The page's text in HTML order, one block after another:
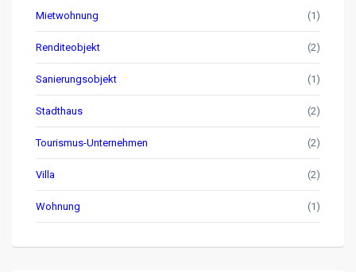
Mietwohnung (1)
Renditeobjekt (2)
Sanierungsobjekt (1)
Stadthaus (2)
Tourismus-Unternehmen (2)
Villa (2)
Wohnung (1)